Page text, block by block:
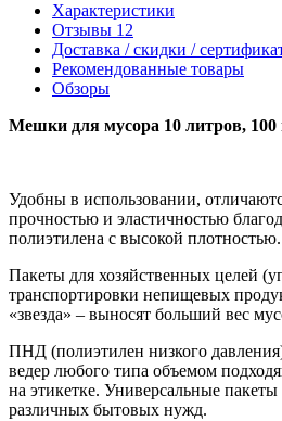
Характеристики
Отзывы 12
Доставка / скидки /
Рекомендованные товары
Обзоры
Мешки для мусора 10 литров,
Удобны в использовании,
прочностью и эластичностью
полиэтилена с высокой плотностью.
Пакеты для хозяйственных целей
транспортировки непищевых
«звезда» – выносят больший вес
ПНД (полиэтилен низкого
ведер любого типа объемом
на этикетке. Универсальные пакеты
различных бытовых нужд.